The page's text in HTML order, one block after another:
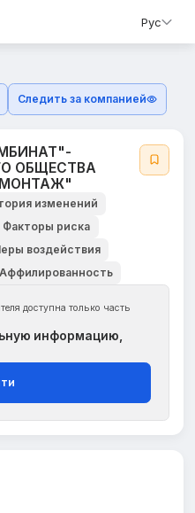
Рус
Следить за компанией
ОБЩЕСТВА
изменений
Факторы риска
воздействия
Аффилированность
доступна только часть
информацию,